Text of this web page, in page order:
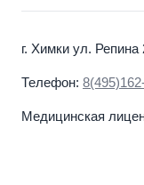
г. Химки ул. Репина
Телефон:
Медицинская